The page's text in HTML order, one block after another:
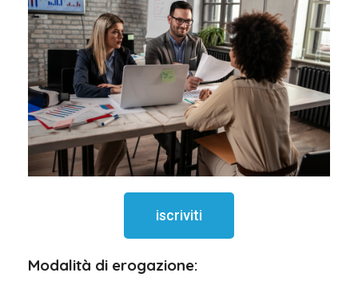
iscriviti
Modalità di erogazione: